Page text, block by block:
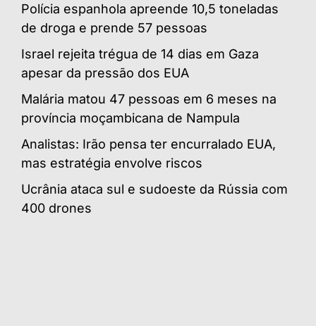
Polícia espanhola apreende 10,5 toneladas
de droga e prende 57 pessoas
Israel rejeita trégua de 14 dias em Gaza
apesar da pressão dos EUA
Malária matou 47 pessoas em 6 meses na
província moçambicana de Nampula
Analistas: Irão pensa ter encurralado EUA,
mas estratégia envolve riscos
Ucrânia ataca sul e sudoeste da Rússia com
400 drones